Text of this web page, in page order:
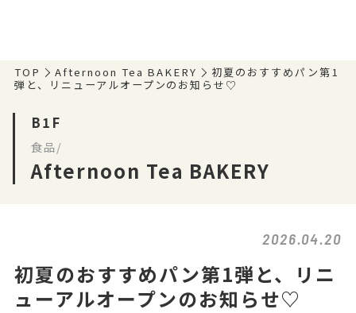
TOP Afternoon Tea BAKERY
初夏のおすすめパン第1
弾と、リニューアルオープンのお知らせ♡
B1F
食品/
Afternoon Tea BAKERY
2026.04.20
初夏のおすすめパン第1弾と、リニ
ューアルオープンのお知らせ♡